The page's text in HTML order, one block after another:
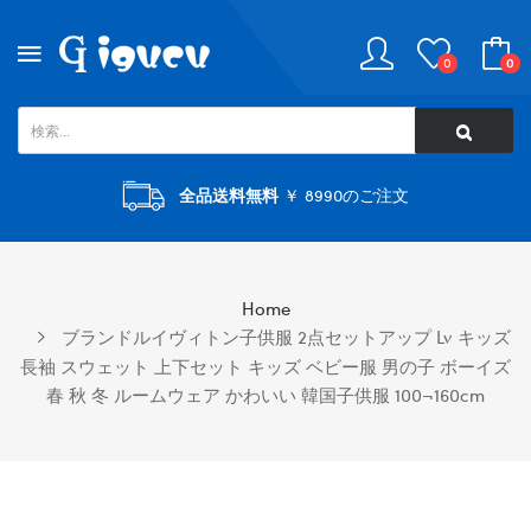
0 0
全品送料無料￥ 8990のご注文
Home
ブランドルイヴィトン子供服 2点セットアップ Lv キッズ
長袖 スウェット 上下セット キッズ ベビー服 男の子 ボーイズ
春 秋 冬 ルームウェア かわいい 韓国子供服 100¬160cm